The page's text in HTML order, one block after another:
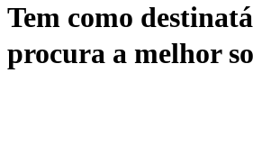
Tem como
procura a melhor